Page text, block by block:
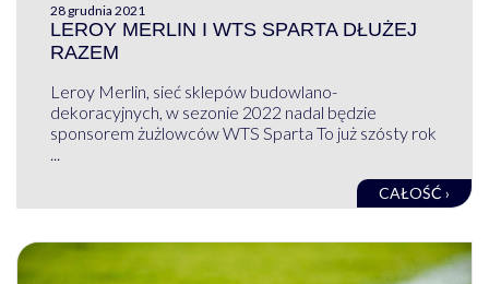
28 grudnia 2021
LEROY MERLIN I WTS SPARTA DŁUŻEJ
RAZEM
Leroy Merlin, sieć sklepów budowlano-
dekoracyjnych, w sezonie 2022 nadal będzie
sponsorem żużlowców WTS Sparta To już szósty rok
...
CAŁOŚĆ ›